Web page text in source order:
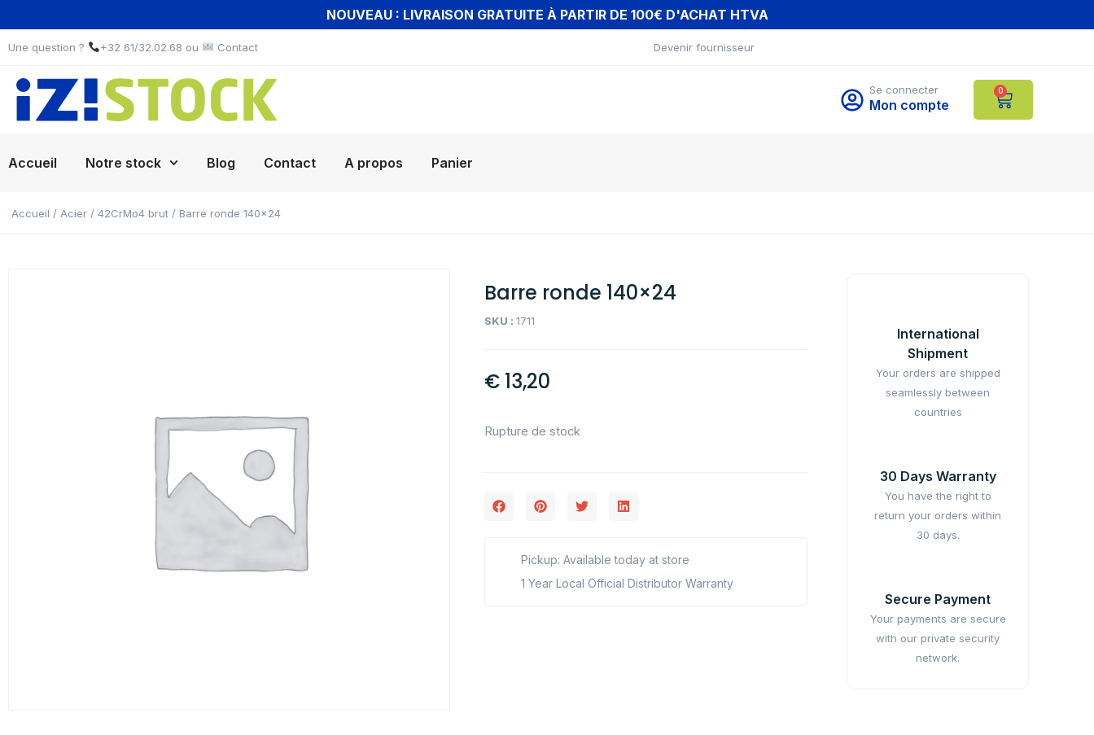
NOUVEAU : LIVRAISON GRATUITE À PARTIR DE 100€ D'ACHAT HTVA
Une question ? +32 61/32.02.68 ou Contact Devenir fournisseur
Se connecter
Mon compte
0
Accueil Notre stock Blog Contact A propos Panier
Accueil / Acier / 42CrMo4 brut / Barre ronde 140×24
Barre ronde 140×24
SKU :1711
€ 13,20
Rupture de stock
Pickup: Available today at store
1 Year Local Official Distributor Warranty
International
Shipment
Your orders are shipped
seamlessly between
countries
30 Days Warranty
You have the right to
return your orders within
30 days.
Secure Payment
Your payments are secure
with our private security
network.